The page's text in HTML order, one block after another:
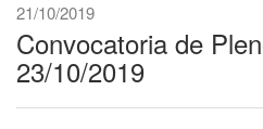
21/10/2019
Convocatoria de
23/10/2019